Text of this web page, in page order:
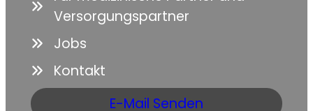
Versorgungspartner
Jobs
Kontakt
E-Mail Senden